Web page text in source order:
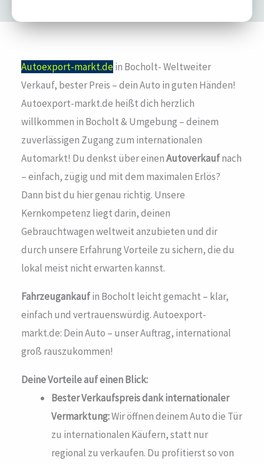
Autoexport-markt.de in Bocholt- Weltweiter
Verkauf, bester Preis – dein Auto in guten Händen!
Autoexport-markt.de heißt dich herzlich
willkommen in Bocholt & Umgebung – deinem
zuverlässigen Zugang zum internationalen
Automarkt! Du denkst über einenAutoverkaufnach
– einfach, zügig und mit dem maximalen Erlös?
Dann bist du hier genau richtig. Unsere
Kernkompetenz liegt darin, deinen
Gebrauchtwagen weltweit anzubieten und dir
durch unsere Erfahrung Vorteile zu sichern, die du
lokal meist nicht erwarten kannst.
Fahrzeugankaufin Bocholt leicht gemacht – klar,
einfach und vertrauenswürdig. Autoexport-
markt.de: Dein Auto – unser Auftrag, international
groß rauszukommen!
Deine Vorteile auf einen Blick:
Bester Verkaufspreis dank internationaler
Vermarktung:Wir öffnen deinem Auto die Tür
zu internationalen Käufern, statt nur
regional zu verkaufen. Du profitierst so von